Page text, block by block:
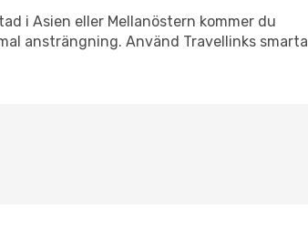
i Asien eller Mellanöstern kommer du
ansträngning. Använd Travellinks smarta